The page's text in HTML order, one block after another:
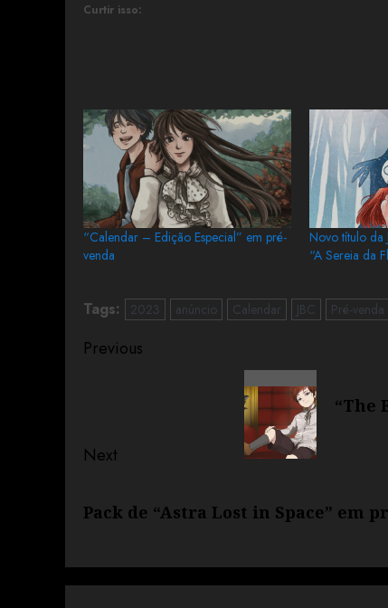
Curtir isso:
“Calendar – Edição Especial” em pré-
venda
Novo título da
“A Sereia da
Tags: 2023 anúncio Calendar JBC Pré-venda
Previous
“The
Next
Pack de “Astra Lost in Space” em